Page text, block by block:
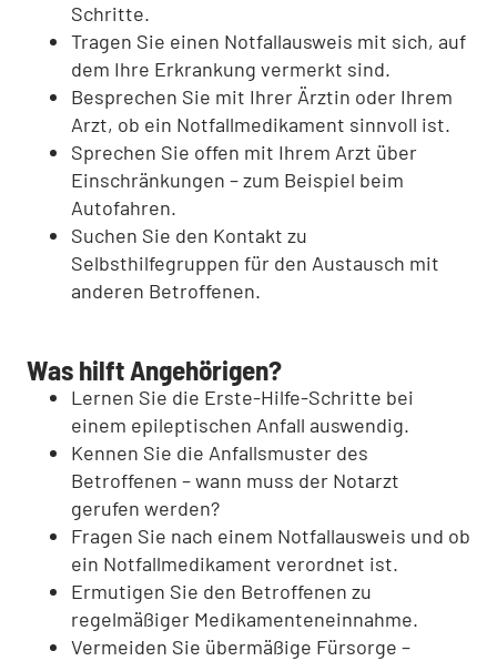
Schritte.
Tragen Sie einen Notfallausweis mit sich, auf
dem Ihre Erkrankung vermerkt sind.
Besprechen Sie mit Ihrer Ärztin oder Ihrem
Arzt, ob ein Notfallmedikament sinnvoll ist.
Sprechen Sie offen mit Ihrem Arzt über
Einschränkungen – zum Beispiel beim
Autofahren.
Suchen Sie den Kontakt zu
Selbsthilfegruppen für den Austausch mit
anderen Betroffenen.
Was hilft Angehörigen?
Lernen Sie die Erste-Hilfe-Schritte bei
einem epileptischen Anfall auswendig.
Kennen Sie die Anfallsmuster des
Betroffenen – wann muss der Notarzt
gerufen werden?
Fragen Sie nach einem Notfallausweis und ob
ein Notfallmedikament verordnet ist.
Ermutigen Sie den Betroffenen zu
regelmäßiger Medikamenteneinnahme.
Vermeiden Sie übermäßige Fürsorge –